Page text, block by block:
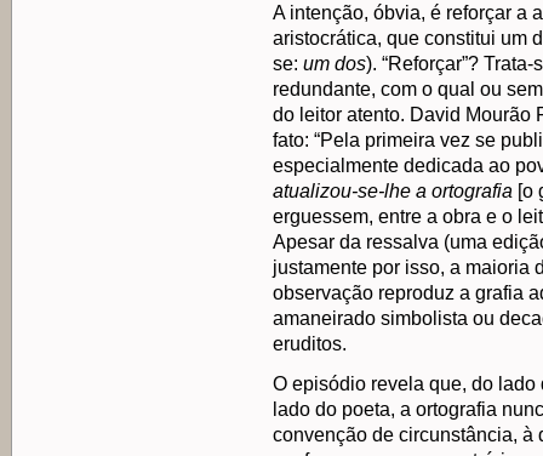
A intenção, óbvia, é reforçar a
aristocrática, que constitui um
se: um dos). “Reforçar”?
redundante, com o qual ou
do leitor atento. David Mourão
fato: “Pela primeira vez se
especialmente dedicada ao
atualizou-se-lhe a ortografia [o
erguessem, entre a obra e o
Apesar da ressalva (uma
justamente por isso, a maioria
observação reproduz a grafia
amaneirado simbolista ou
eruditos.
O episódio revela que, do
lado do poeta, a ortografia
convenção de circunstância, à